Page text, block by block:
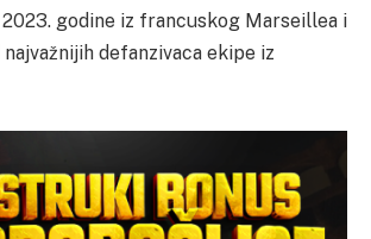
godine iz francuskog Marseillea i
defanzivaca ekipe iz